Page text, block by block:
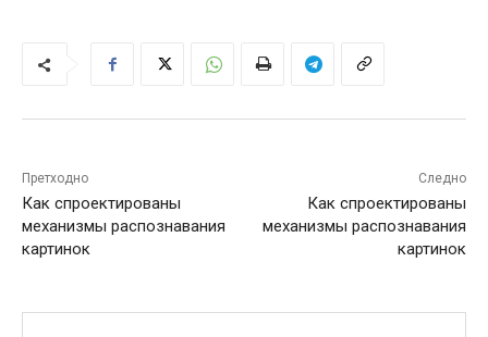
Претходно
Как спроектированы
механизмы распознавания
картинок
Следно
Как спроектированы
механизмы распознавания
картинок